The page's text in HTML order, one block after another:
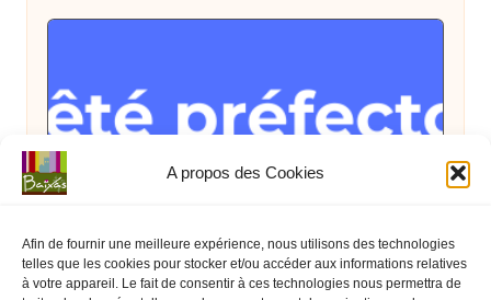
A propos des Cookies
Afin de fournir une meilleure expérience, nous utilisons des technologies
telles que les cookies pour stocker et/ou accéder aux informations relatives
à votre appareil. Le fait de consentir à ces technologies nous permettra de
Posted
Arrêté Préfectoral du 08 juillet interdisant
temporairement les feux d’artifices et spectacles
pyrotechniques jusqu’au 16 juillet 2026